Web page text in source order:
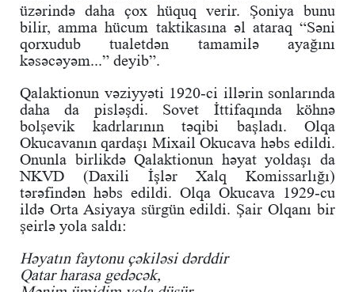
üzərində daha çox hüquq verir. Şoniya bunu
bilir, amma hücum taktikasına əl ataraq “Səni
qorxudub tualetdən tamamilə ayağını
kəsəcəyəm...” deyib”.
Qalaktionun vəziyyəti 1920-ci illərin sonlarında
daha da pisləşdi. Sovet İttifaqında köhnə
bolşevik kadrlarının təqibi başladı. Olqa
Okucavanın qardaşı Mixail Okucava həbs edildi.
Onunla birlikdə Qalaktionun həyat yoldaşı da
NKVD (Daxili İşlər Xalq Komissarlığı)
tərəfindən həbs edildi. Olqa Okucava 1929-cu
ildə Orta Asiyaya sürgün edildi. Şair Olqanı bir
şeirlə yola saldı:
Həyatın faytonu çəkiləsi dərddir
Qatar harasa gedəcək,